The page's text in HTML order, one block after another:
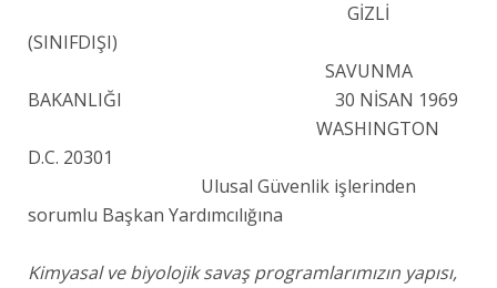
GİZLİ
(SINIFDIŞI)
SAVUNMA
BAKANLIĞI 30 NİSAN 1969
WASHINGTON
D.C. 20301
Ulusal Güvenlik işlerinden
sorumlu Başkan Yardımcılığına
Kimyasal ve biyolojik savaş programlarımızın yapısı,